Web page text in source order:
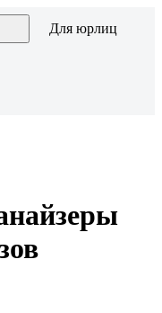
Для юрлиц